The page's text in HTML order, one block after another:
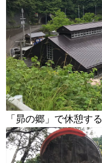
「昴の郷」で休憩する